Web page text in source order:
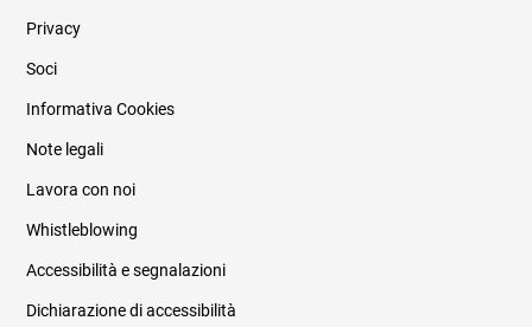
Privacy
Soci
Informativa Cookies
Note legali
Lavora con noi
Whistleblowing
Accessibilità e segnalazioni
Dichiarazione di accessibilità